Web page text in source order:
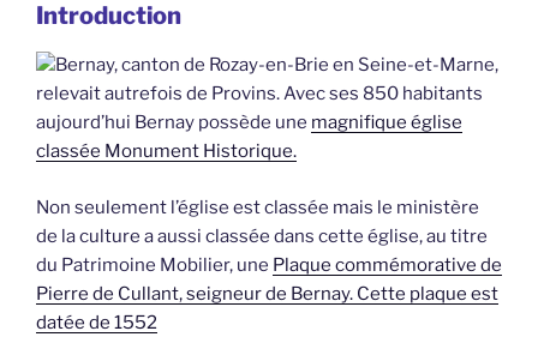
Introduction
Bernay, canton de Rozay-en-Brie en Seine-et-Marne,
relevait autrefois de Provins. Avec ses 850 habitants
aujourd’hui Bernay possède une magnifique église
classée Monument Historique.
Non seulement l’église est classée mais le ministère
de la culture a aussi classée dans cette église, au titre
du Patrimoine Mobilier, une Plaque commémorative de
Pierre de Cullant, seigneur de Bernay. Cette plaque est
datée de 1552